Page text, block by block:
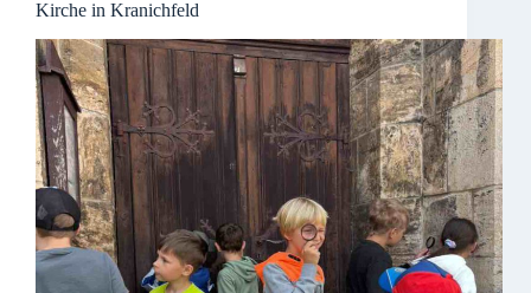
Kirche in Kranichfeld